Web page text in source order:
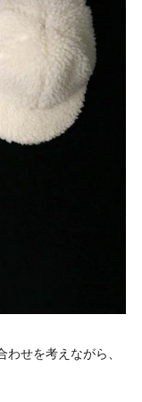
せを考えながら、